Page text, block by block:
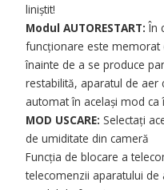
liniștit!
Modul AUTORESTART: În
funcționare este
înainte de a se produce
restabilită, aparatul de
automat în același mod ca
MOD USCARE: Selectați
de umiditate din cameră
Funcția de blocare a
telecomenzii aparatului